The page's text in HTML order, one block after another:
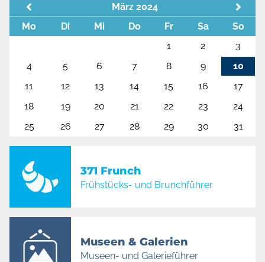
März 2024
Mo
Di Mi Do Fr Sa
So
1
2
3
4
5 6 7 8 9
10
11
12 13 14 15 16
17
18
19 20 21 22 23
24
25
26 27 28 29 30 31
371 Frunch
Frühstücks- und Brunchführer
Museen & Galerien
Museen- und Galerieführer